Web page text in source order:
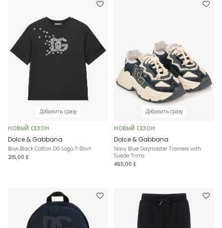
Добавить сразу
НОВЫЙ СЕЗОН
Dolce & Gabbana
Boys Black Cotton DG Logo T-Shirt
215,00 £
Добавить сразу
НОВЫЙ СЕЗОН
Dolce & Gabbana
Navy Blue Daymaster Trainers with
Suede Trims
465,00 £